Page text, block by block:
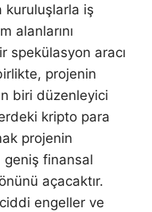
kuruluşlarla iş
alanlarını
spekülasyon aracı
projenin
biri düzenleyici
kripto para
projenin
geniş finansal
açacaktır.
engeller ve